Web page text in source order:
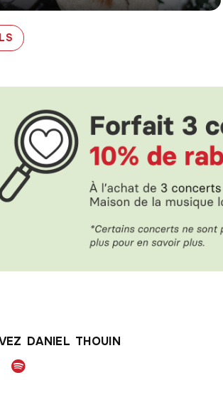
À PROPOS DE DÉTAILS
DANIEL THOUIN